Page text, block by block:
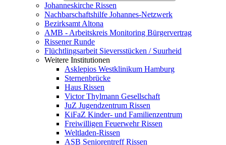
Johanneskirche Rissen
Nachbarschaftshilfe Johannes-Netzwerk
Bezirksamt Altona
AMB - Arbeitskreis Monitoring Bürgervertrag
Rissener Runde
Flüchtlingsarbeit Sieversstücken / Suurheid
Weitere Institutionen
Asklepios Westklinikum Hamburg
Sternenbrücke
Haus Rissen
Victor Thylmann Gesellschaft
JuZ Jugendzentrum Rissen
KiFaZ Kinder- und Familienzentrum
Freiwilligen Feuerwehr Rissen
Weltladen-Rissen
ASB Seniorentreff Rissen